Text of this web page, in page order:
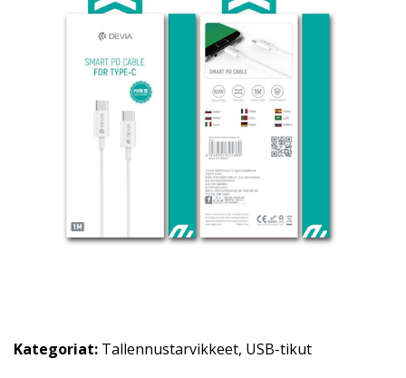
Kategoriat: Tallennustarvikkeet, USB-tikut